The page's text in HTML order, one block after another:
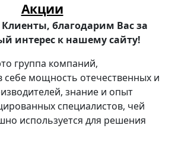
Акции
благодарим Вас за
интерес к нашему сайту!
группа компаний,
мощность отечественных и
знание и опыт
специалистов, чей
используется для решения